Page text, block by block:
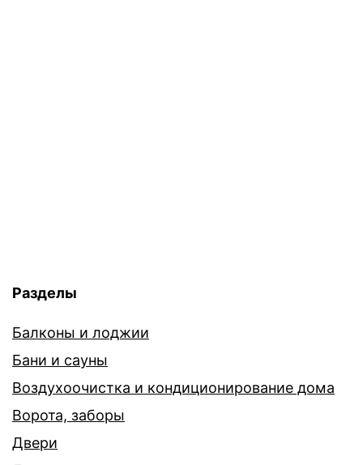
Разделы
Балконы и лоджии
Бани и сауны
Воздухоочистка и кондиционирование дома
Ворота, заборы
Двери